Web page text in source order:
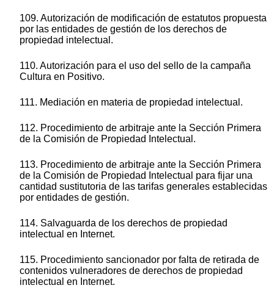
109. Autorización de modificación de estatutos propuesta
por las entidades de gestión de los derechos de
propiedad intelectual.
110. Autorización para el uso del sello de la campaña
Cultura en Positivo.
111. Mediación en materia de propiedad intelectual.
112. Procedimiento de arbitraje ante la Sección Primera
de la Comisión de Propiedad Intelectual.
113. Procedimiento de arbitraje ante la Sección Primera
de la Comisión de Propiedad Intelectual para fijar una
cantidad sustitutoria de las tarifas generales establecidas
por entidades de gestión.
114. Salvaguarda de los derechos de propiedad
intelectual en Internet.
115. Procedimiento sancionador por falta de retirada de
contenidos vulneradores de derechos de propiedad
intelectual en Internet.